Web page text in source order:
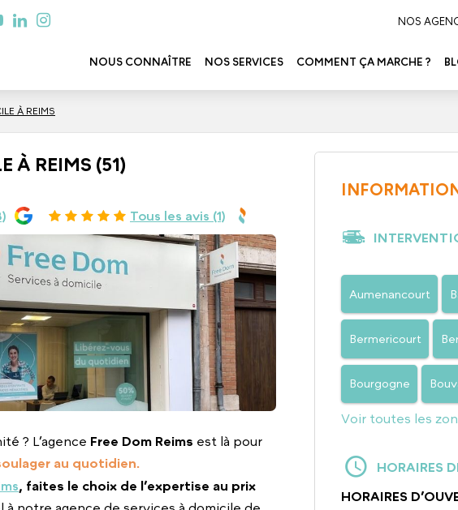
NOS
NOUS CONNAÎTRE NOS SERVICES COMMENT ÇA MARCHE ?
À REIMS
À REIMS (51)
Tous les avis (1)
? L’agence Free Dom Reims est là pour
au quotidien.
, faites le choix de l’expertise au prix
Aumenancourt
Bermericourt
Bourgogne
Voir toutes les
HORAIRES
HORAIRES